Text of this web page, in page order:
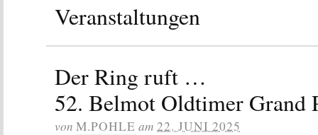
Veranstaltungen
Der Ring ruft …
52. Belmot Oldtimer Grand
von M.POHLE am 22. JUNI 2025